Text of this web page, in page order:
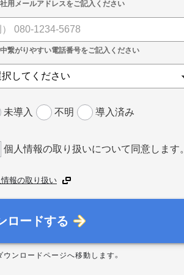
未導入 不明 導入済み
個人情報の取り扱いについて同意します。
報の取り扱い
ロードする
ウンロードページへ移動します。